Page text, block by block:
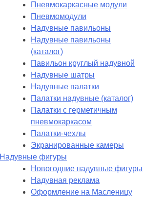
Пневмокаркасные модули
Пневмомодули
Надувные павильоны
Надувные павильоны
(каталог)
Павильон круглый надувной
Надувные шатры
Надувные палатки
Палатки надувные (каталог)
Палатки с герметичным
пневмокаркасом
Палатки-чехлы
Экранированные камеры
Надувные фигуры
Новогодние надувные фигуры
Надувная реклама
Оформление на Масленицу